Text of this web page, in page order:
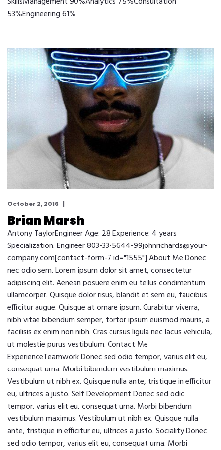
53%Engineering 61%
October 2, 2016
Brian Marsh
Antony TaylorEngineer Age: 28 Experience: 4 years
Specialization: Engineer 803-33-5644-99johnrichards@your-
company.com[contact-form-7 id="1555"] About Me Donec
nec odio sem. Lorem ipsum dolor sit amet, consectetur
adipiscing elit. Aenean posuere enim eu tellus condimentum
ullamcorper. Quisque dolor risus, blandit et sem eu, faucibus
efficitur augue. Quisque at ornare ipsum. Curabitur viverra,
nibh vitae bibendum semper, tortor ipsum euismod mauris, a
facilisis ex enim non nibh. Cras cursus ligula nec lacus vehicula,
ut molestie purus vestibulum. Contact Me
ExperienceTeamwork Donec sed odio tempor, varius elit eu,
consequat urna. Morbi bibendum vestibulum maximus.
Vestibulum ut nibh ex. Quisque nulla ante, tristique in efficitur
eu, ultrices a justo. Self Development Donec sed odio
tempor, varius elit eu, consequat urna. Morbi bibendum
vestibulum maximus. Vestibulum ut nibh ex. Quisque nulla
ante, tristique in efficitur eu, ultrices a justo. Sociality Donec
sed odio tempor, varius elit eu, consequat urna. Morbi